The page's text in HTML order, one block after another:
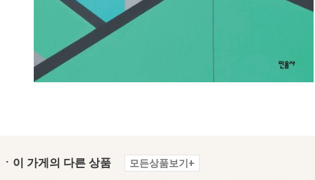
ㆍ이 가게의 다른 상품 모든상품보기+